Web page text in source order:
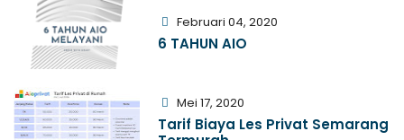
Februari 04, 2020
6 TAHUN AIO
Mei 17, 2020
Tarif Biaya Les Privat Semarang